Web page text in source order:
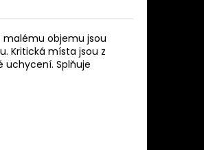
malému objemu jsou
Kritická místa jsou z
uchycení. Splňuje